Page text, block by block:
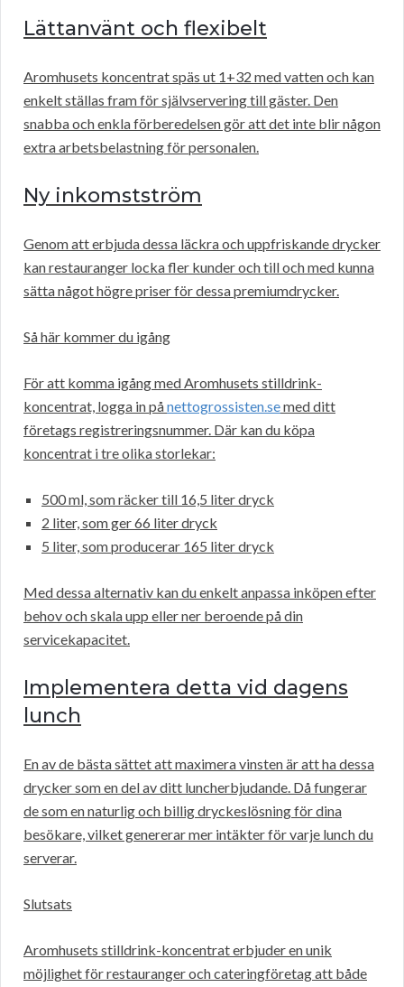
Lättanvänt och flexibelt
Aromhusets koncentrat späs ut 1+32 med vatten och kan
enkelt ställas fram för självservering till gäster. Den
snabba och enkla förberedelsen gör att det inte blir någon
extra arbetsbelastning för personalen.
Ny inkomstström
Genom att erbjuda dessa läckra och uppfriskande drycker
kan restauranger locka fler kunder och till och med kunna
sätta något högre priser för dessa premiumdrycker.
Så här kommer du igång
För att komma igång med Aromhusets stilldrink-
koncentrat, logga in pånettogrossisten.semed ditt
företags registreringsnummer. Där kan du köpa
koncentrat i tre olika storlekar:
500 ml, som räcker till 16,5 liter dryck
2 liter, som ger 66 liter dryck
5 liter, som producerar 165 liter dryck
Med dessa alternativ kan du enkelt anpassa inköpen efter
behov och skala upp eller ner beroende på din
servicekapacitet.
Implementera detta vid dagens
lunch
En av de bästa sättet att maximera vinsten är att ha dessa
drycker som en del av ditt luncherbjudande. Då fungerar
de som en naturlig och billig dryckeslösning för dina
besökare, vilket genererar mer intäkter för varje lunch du
serverar.
Slutsats
Aromhusets stilldrink-koncentrat erbjuder en unik
möjlighet för restauranger och cateringföretag att både